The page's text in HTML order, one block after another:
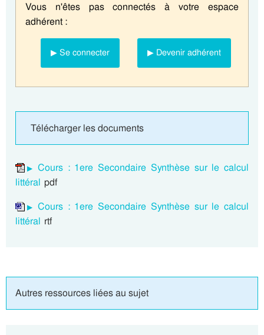
Vous n'êtes pas connectés à votre espace
adhérent :
▶ Se connecter ▶ Devenir adhérent
Télécharger les documents
Cours : 1ere Secondaire Synthèse sur le calcul
littéral pdf
Cours : 1ere Secondaire Synthèse sur le calcul
littéral rtf
Autres ressources liées au sujet